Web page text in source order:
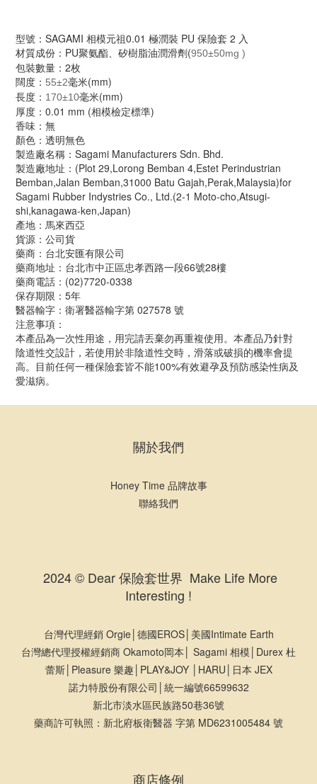
型號：SAGAMI 相模元祖0.01 極潤裝 PU 保險套 2 入
材質成份：PU聚氨酯、矽樹脂油潤滑劑(950±50mg )
包裝數量：2枚
闊度： 55±2毫米(mm)
長度： 170±10毫米(mm)
厚度：0.01 mm (相模檢定標準)
香味：無
顏色：透明無色
製造廠名稱：Sagami Manufacturers Sdn. Bhd.
製造廠地址：(Plot 29,Lorong Bemban 4,Estet Perindustrian
Bemban,Jalan Bemban,31000 Batu Gajah,Perak,Malaysia)for
Sagami Rubber Indystries Co., Ltd.(2-1 Moto-cho,Atsugi-
shi,kanagawa-ken,Japan)
產地：馬來西亞
貨源：公司貨
藥商：台北安匯有限公司
藥商地址：台北市中正區忠孝西路一段66號28樓
藥商電話：(02)7720-0338
保存期限：5年
醫器輸字：衛署醫器輸字第 027578 號
注意事項：
本產品為一次性用途，用完請丟棄勿再重複使用。本產品乃針對
陰道性交設計，若使用於非陰道性交時，滑落或破損的機率會提
高。目前任何一種保險套皆不能100%有效避孕及預防感染性病及
愛滋病。
關於我們
Honey Time 品牌故事
聯絡我們
2024 © Dear 保險套世界 Make Life More
Interesting !
台灣代理經銷 Orgie│德國EROS│美國Intimate Earth
台灣總代理授權經銷商 Okamoto岡本│ Sagami 相模│Durex 杜
蕾斯│Pleasure 樂趣│PLAY&JOY │HARU│日本 JEX
諾力特股份有限公司│統一編號66599632
新北市淡水區民族路50巷36號
藥商許可執照：新北府板衛醫器 字第 MD6231005484 號
商店條例